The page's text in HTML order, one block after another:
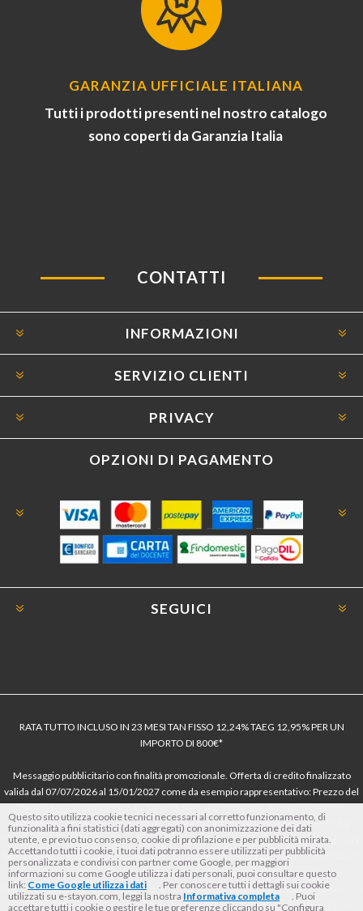
GARANZIA UFFICIALE ITALIANA
Tutti i prodotti presenti nel nostro catalogo
sono coperti da Garanzia Italia
CONTATTI
INFORMAZIONI
SERVIZIO CLIENTI
PRIVACY
OPZIONI DI PAGAMENTO
SEGUICI
RATA TUTTO INCLUSO IN 23 MESI TAN FISSO 12,24% TAEG 12,95% PER UN
IMPORTO DI 800€*
Messaggio pubblicitario con finalità promozionale. Offerta di credito finalizzato
valida dal 07/07/2026 al 15/01/2027 come da esempio rappresentativo: Prezzo del
dell’offerta azzerati. Importo totale del credito € 800. Importo totale dovuto dal
Consumatore € 920. Decorrenza media della prima rata a 90 giorni. Al fine di gestire
le tue spese in modo responsabile e di conoscere eventuali altre offerte disponibili,
Findomestic ti ricorda, prima di sottoscrivere il contratto, di prendere visione di
tutte le condizioni economiche e contrattuali, facendo riferimento alle Informazioni
Europee di Base sul Credito ai Consumatori (IEBCC) nel percorso online. Salvo
Questo sito utilizza cookie tecnici necessari al corretto funzionamento, di
funzionalità a fini statistici (dati aggregati) con anonimizzazione dei dati
utente, e previo tuo consenso, cookie di profilazione e per pubblicità mirata.
Accettando tutti i cookie, i tuoi dati potranno essere utilizzati per pubblicità
personalizzata e condivisi con partner come Google, per maggiori
informazioni su come Google utilizza i dati personali, puoi consultare questo
link: Come Google utilizza i dati
. Per conoscere tutti i dettagli sui cookie
utilizzati su e-stayon.com, leggi la nostra Informativa completa
. Puoi
accettare tutti i cookie o gestire le tue preferenze cliccando su "Configura